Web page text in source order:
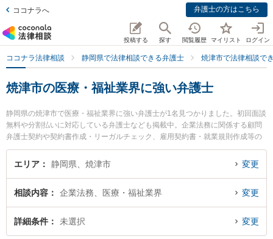
ココナラへ 弁護士の方はこちら
投稿する 探す 閲覧履歴 マイリスト ログイン
ココナラ法律相談 静岡県で法律相談できる弁護士 焼津市で法律相談で
焼津市の医療・福祉業界に強い弁護士
静岡県の焼津市で医療・福祉業界に強い弁護士が1名見つかりました。初回面談
無料や分割払いに対応している弁護士なども掲載中。企業法務に関係する顧問
弁護士契約や契約書作成・リーガルチェック、雇用契約書・就業規則作成等の
細かな分野での絞り込み検索もでき便利です。特に弁護士法人KURATA 焼津事
務所の黒木 朋宏弁護士のプロフィール情報や弁護士費用、強みなどが注目され
の弁護士を検索したい』『初回相談無料で医療・福祉業界を法律相談できる焼
津市内の弁護士に相談予約したい』などでお困りの相談者さんにおすすめで
す。
エリア 静岡県、焼津市 変更
相談内容 企業法務、医療・福祉業界 変更
詳細条件 未選択 変更